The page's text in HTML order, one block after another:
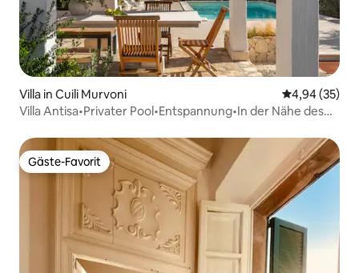
Villa in Cuili Murvoni
4,94 (35)
Villa Antisa•Privater Pool•Entspannung•In der Nähe des
Gäste-Favorit
Gäste-Favorit